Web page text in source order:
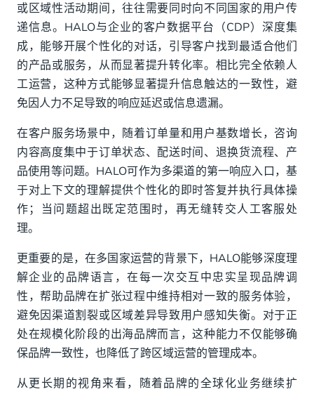
或区域性活动期间，往往需要同时向不同国家的用户传
递信息。HALO与企业的客户数据平台（CDP）深度集
成，能够开展个性化的对话，引导客户找到最适合他们
的产品或服务，从而显著提升转化率。相比完全依赖人
工运营，这种方式能够显著提升信息触达的一致性，避
免因人力不足导致的响应延迟或信息遗漏。
在客户服务场景中，随着订单量和用户基数增长，咨询
内容高度集中于订单状态、配送时间、退换货流程、产
品使用等问题。HALO可作为多渠道的第一响应入口，基
于对上下文的理解提供个性化的即时答复并执行具体操
作；当问题超出既定范围时，再无缝转交人工客服处
理。
更重要的是，在多国家运营的背景下，HALO能够深度理
解企业的品牌语言，在每一次交互中忠实呈现品牌调
性，帮助品牌在扩张过程中维持相对一致的服务体验，
避免因渠道割裂或区域差异导致用户感知失衡。对于正
处在规模化阶段的出海品牌而言，这种能力不仅能够确
保品牌一致性，也降低了跨区域运营的管理成本。
从更长期的视角来看，随着品牌的全球化业务继续扩